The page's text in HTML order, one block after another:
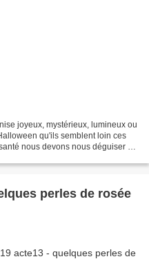
joyeux, mystérieux, lumineux ou
qu'ils semblent loin ces
nous devons nous déguiser en
perles de rosée